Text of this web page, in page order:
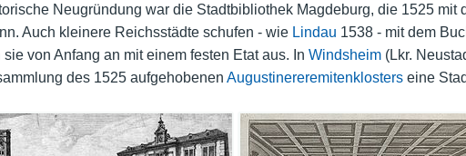
Neugründung war die Stadtbibliothek Magdeburg, die 1525 mit
Auch kleinere Reichsstädte schufen - wie Lindau 1538 - mit dem
von Anfang an mit einem festen Etat aus. In Windsheim(Lkr.
des 1525 aufgehobenen Augustinereremitenklosterseine